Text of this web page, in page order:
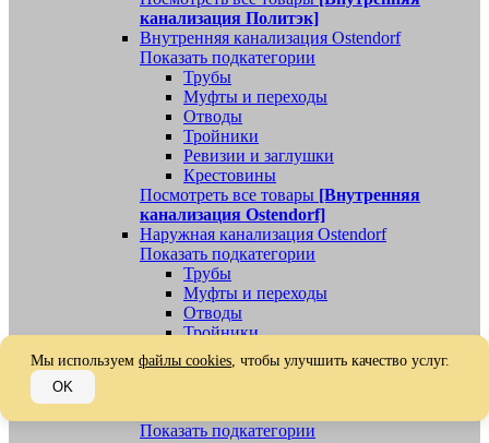
канализация Политэк]
Внутренняя канализация Ostendorf
Показать подкатегории
Трубы
Муфты и переходы
Отводы
Тройники
Ревизии и заглушки
Крестовины
Посмотреть все товары [Внутренняя
канализация Ostendorf]
Наружная канализация Ostendorf
Показать подкатегории
Трубы
Муфты и переходы
Отводы
Тройники
Ревизии, заглушки, обратные клапаны
Посмотреть все товары[Наружная
Показать подкатегории
Мы используем файлы cookies, чтобы улучшить качество услуг.
OK